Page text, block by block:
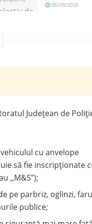
06/08/2026
Județean de
cu anvelope
să fie inscripționate
,,M&S”);
pe parbriz, oglinzi,
publice;